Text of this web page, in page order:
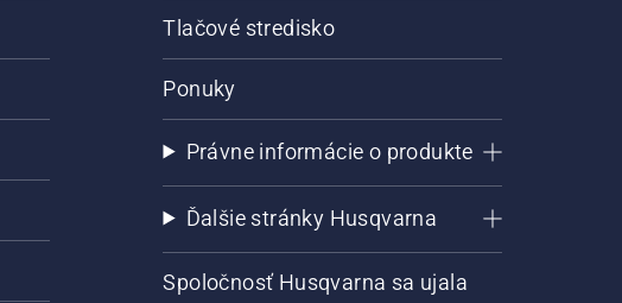
Tlačové stredisko
Ponuky
Právne informácie o produkte
Ďalšie stránky Husqvarna
Spoločnosť Husqvarna sa ujala